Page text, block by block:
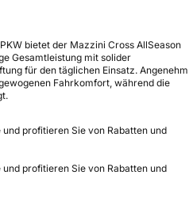
bietet der Mazzini Cross AllSeason
Gesamtleistung mit solider
für den täglichen Einsatz. Angenehm
Fahrkomfort, während die
profitieren Sie von Rabatten und
profitieren Sie von Rabatten und